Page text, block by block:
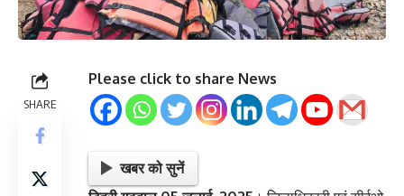
SHARE
Please click to share News
खबर को सुनें